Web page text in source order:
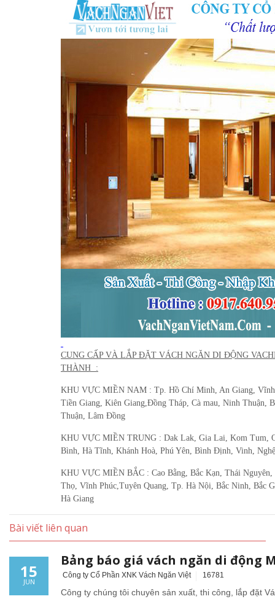
CUNG CẤP VÀ LẮP ĐẶT VÁCH NGĂN DI ĐỘNG
THÀNH :
KHU VỰC MIỀN NAM : Tp. Hồ Chí Minh, An Giang,
Tiền Giang, Kiên Giang,Đồng Tháp, Cà mau, Ninh Thuận,
Thuận, Lâm Đồng
KHU VỰC MIỀN TRUNG : Dak Lak, Gia Lai, Kom Tum,
Bình, Hà Tĩnh, Khánh Hoà, Phú Yên, Bình Định, Vinh,
KHU VỰC MIỀN BẮC : Cao Bằng, Bắc Kạn, Thái
Thọ, Vĩnh Phúc,Tuyên Quang, Tp. Hà Nội, Bắc Ninh, Bắc
Hà Giang
Bài viết liên quan
15
JUN
Bảng báo giá vách ngăn di động
Công ty Cổ Phần XNK Vách Ngăn Việt 16781
Công ty chúng tôi chuyên sản xuất, thi công, lắp đặt